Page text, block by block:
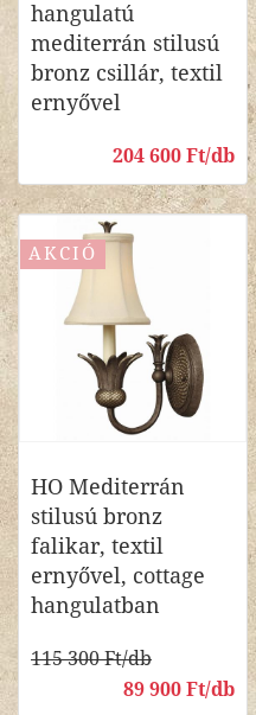
hangulatú
mediterrán stilusú
bronz csillár, textil
ernyővel
204 600 Ft/db
AKCIÓ
HO Mediterrán
stilusú bronz
falikar, textil
ernyővel, cottage
hangulatban
115 300 Ft/db
89 900 Ft/db